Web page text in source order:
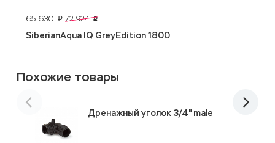
65 630 p 72 924 p
SiberianAqua IQ GreyEdition 1800
Похожие товары
Дренажный уголок 3/4" male